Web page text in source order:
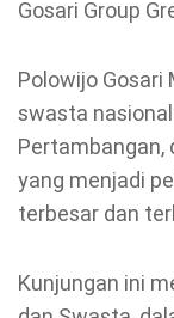
Gosari Group
Polowijo Gosari
swasta
Pertambangan,
yang menjadi
terbesar dan
Kunjungan ini